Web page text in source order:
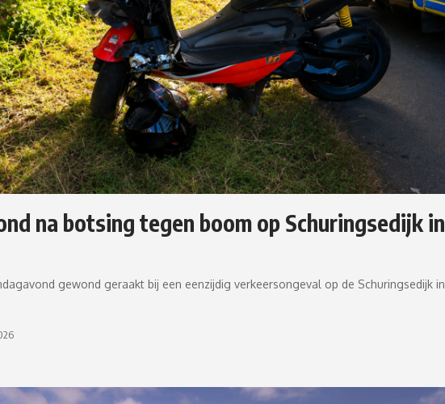
na botsing tegen boom op Schuringsedijk in
gewond geraakt bij een eenzijdig verkeersongeval op de Schuringsedijk in